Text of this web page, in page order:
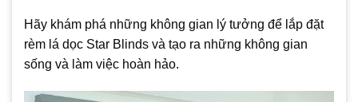
Hãy khám phá những không gian lý tưởng để lắp đặt
rèm lá dọc Star Blinds và tạo ra những không gian
sống và làm việc hoàn hảo.